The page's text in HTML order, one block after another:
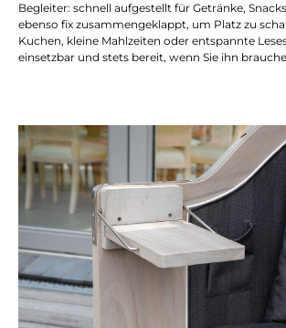
Begleiter: schnell aufgestellt für Getränke,
ebenso fix zusammengeklappt, um Platz zu
Kuchen, kleine Mahlzeiten oder entspannte
einsetzbar und stets bereit, wenn Sie ihn